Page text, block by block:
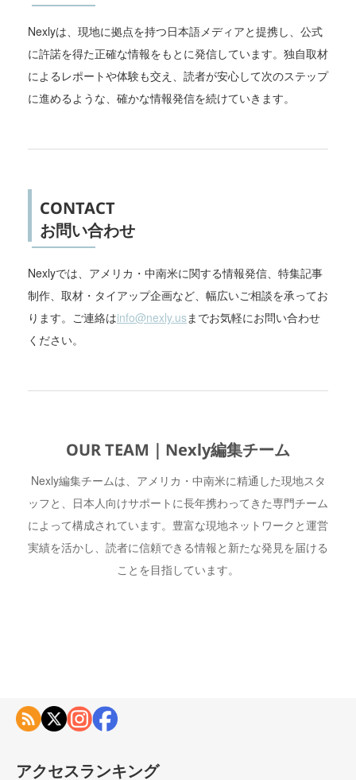
Nexlyは、現地に拠点を持つ日本語メディアと提携し、公式
に許諾を得た正確な情報をもとに発信しています。独自取材
によるレポートや体験も交え、読者が安心して次のステップ
に進めるような、確かな情報発信を続けていきます。
CONTACT
お問い合わせ
Nexlyでは、アメリカ・中南米に関する情報発信、特集記事
制作、取材・タイアップ企画など、幅広いご相談を承ってお
ります。ご連絡はinfo@nexly.usまでお気軽にお問い合わせ
ください。
OUR TEAM｜Nexly編集チーム
Nexly編集チームは、アメリカ・中南米に精通した現地スタ
ッフと、日本人向けサポートに長年携わってきた専門チーム
によって構成されています。豊富な現地ネットワークと運営
実績を活かし、読者に信頼できる情報と新たな発見を届ける
ことを目指しています。
アクセスランキング